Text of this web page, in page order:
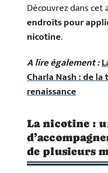
Découvrez dans cet
endroits pour
nicotine.
A lire également :
Charla Nash : de
renaissance
La nicotine :
de plusieurs